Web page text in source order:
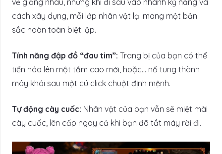
cách xây dựng, mỗi lớp nhân vật lại mang một bản
sắc hoàn toàn biệt lập.
Tính năng đập đồ “đau tim”: Trang bị của bạn có thể
tiến hóa lên một tầm cao mới, hoặc… nổ tung thành
mây khói sau một cú click chuột định mệnh.
Tự động cày cuốc: Nhân vật của bạn vẫn sẽ miệt mài
cày cuốc, lên cấp ngay cả khi bạn đã tắt máy rời đi.